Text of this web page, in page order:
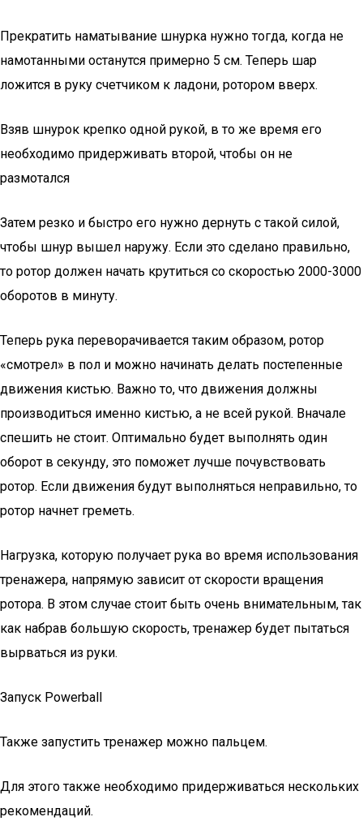
Прекратить наматывание шнурка нужно тогда, когда не
намотанными останутся примерно 5 см. Теперь шар
ложится в руку счетчиком к ладони, ротором вверх.
Взяв шнурок крепко одной рукой, в то же время его
необходимо придерживать второй, чтобы он не
размотался
Затем резко и быстро его нужно дернуть с такой силой,
чтобы шнур вышел наружу. Если это сделано правильно,
то ротор должен начать крутиться со скоростью 2000-3000
оборотов в минуту.
Теперь рука переворачивается таким образом, ротор
«смотрел» в пол и можно начинать делать постепенные
движения кистью. Важно то, что движения должны
производиться именно кистью, а не всей рукой. Вначале
спешить не стоит. Оптимально будет выполнять один
оборот в секунду, это поможет лучше почувствовать
ротор. Если движения будут выполняться неправильно, то
ротор начнет греметь.
Нагрузка, которую получает рука во время использования
тренажера, напрямую зависит от скорости вращения
ротора. В этом случае стоит быть очень внимательным, так
как набрав большую скорость, тренажер будет пытаться
вырваться из руки.
Запуск Powerball
Также запустить тренажер можно пальцем.
Для этого также необходимо придерживаться нескольких
рекомендаций.